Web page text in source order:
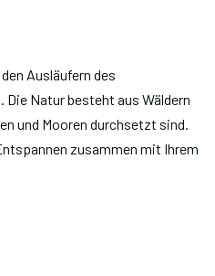
Ausläufern des
Die Natur besteht aus Wäldern
und Mooren durchsetzt sind.
zusammen mit Ihrem